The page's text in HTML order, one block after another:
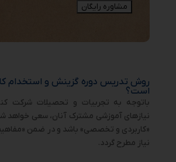
روش تدریس دوره گزینش و استخدام
است؟
باتوجه به تجربیات و تحصیلات شرکت
نیازهای آموزشی مشترک آنان، سعی خواهد
«کاربردی و تخصصی» باشد و در ضمن
نیاز مطرح گردد.